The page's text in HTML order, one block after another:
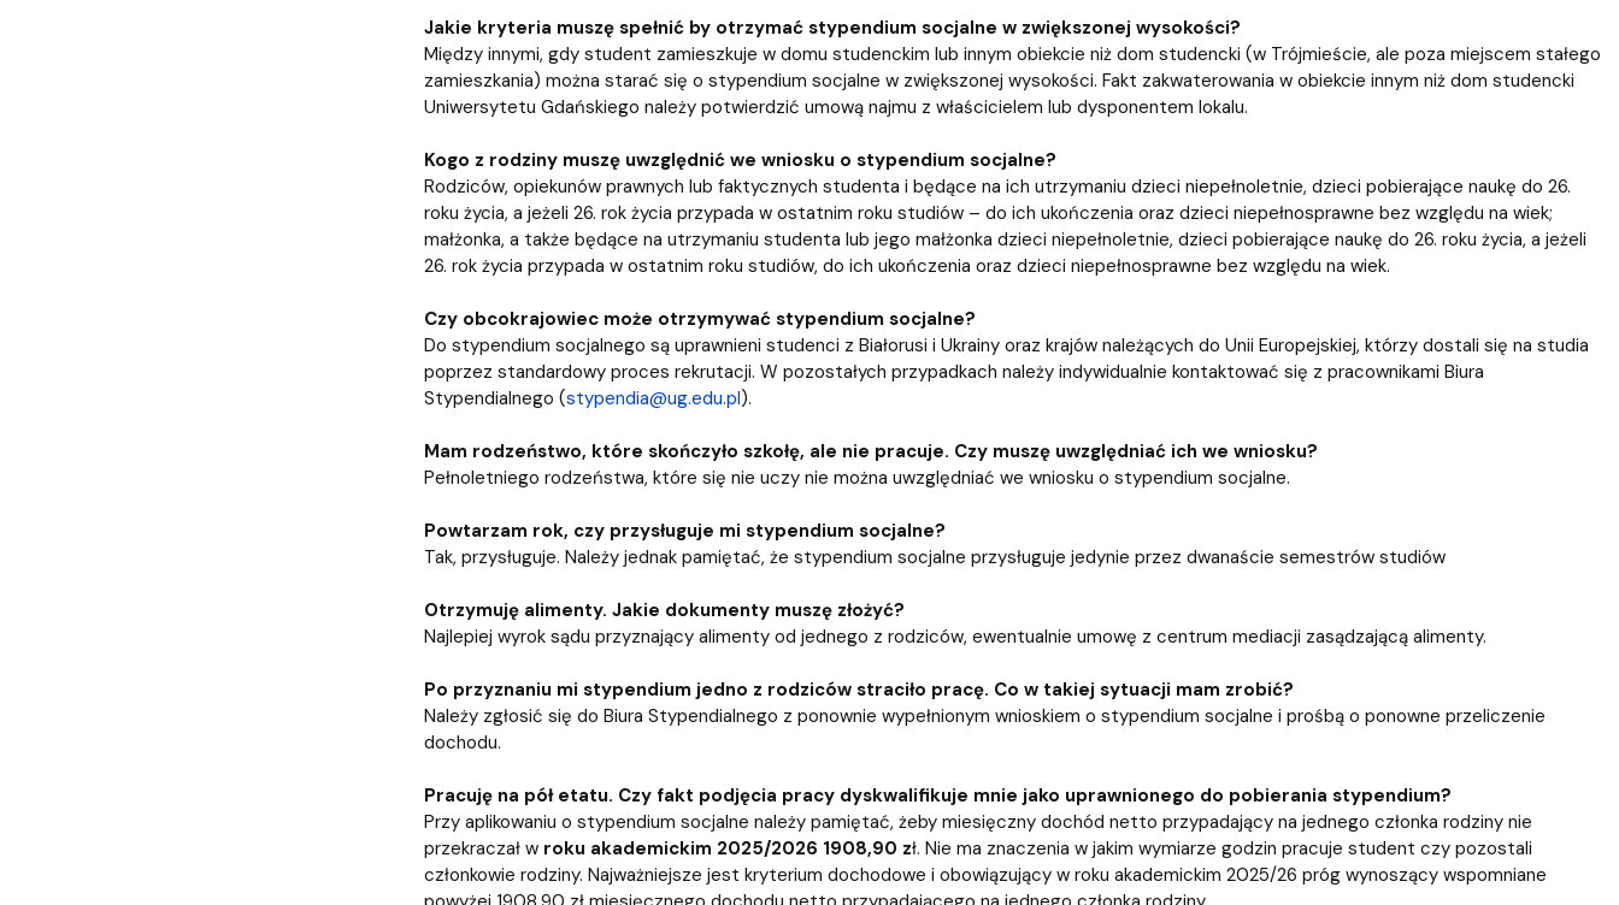
Jakie kryteria muszę spełnić by otrzymać stypendium socjalne w zwiększonej wysokości?
Między innymi, gdy student zamieszkuje w domu studenckim lub innym obiekcie niż dom studencki (w Trójmieście, ale poza miejscem stałego
zamieszkania) można starać się o stypendium socjalne w zwiększonej wysokości. Fakt zakwaterowania w obiekcie innym niż dom studencki
Uniwersytetu Gdańskiego należy potwierdzić umową najmu z właścicielem lub dysponentem lokalu.
Kogo z rodziny muszę uwzględnić we wniosku o stypendium socjalne?
Rodziców, opiekunów prawnych lub faktycznych studenta i będące na ich utrzymaniu dzieci niepełnoletnie, dzieci pobierające naukę do 26.
roku życia, a jeżeli 26. rok życia przypada w ostatnim roku studiów – do ich ukończenia oraz dzieci niepełnosprawne bez względu na wiek;
małżonka, a także będące na utrzymaniu studenta lub jego małżonka dzieci niepełnoletnie, dzieci pobierające naukę do 26. roku życia, a jeżeli
26. rok życia przypada w ostatnim roku studiów, do ich ukończenia oraz dzieci niepełnosprawne bez względu na wiek.
Czy obcokrajowiec może otrzymywać stypendium socjalne?
Do stypendium socjalnego są uprawnieni studenci z Białorusi i Ukrainy oraz krajów należących do Unii Europejskiej, którzy dostali się na studia
poprzez standardowy proces rekrutacji. W pozostałych przypadkach należy indywidualnie kontaktować się z pracownikami Biura
Stypendialnego (stypendia@ug.edu.pl).
Mam rodzeństwo, które skończyło szkołę, ale nie pracuje. Czy muszę uwzględniać ich we wniosku?
Pełnoletniego rodzeństwa, które się nie uczy nie można uwzględniać we wniosku o stypendium socjalne.
Powtarzam rok, czy przysługuje mi stypendium socjalne?
Tak, przysługuje. Należy jednak pamiętać, że stypendium socjalne przysługuje jedynie przez dwanaście semestrów studiów
Otrzymuję alimenty. Jakie dokumenty muszę złożyć?
Najlepiej wyrok sądu przyznający alimenty od jednego z rodziców, ewentualnie umowę z centrum mediacji zasądzającą alimenty.
Po przyznaniu mi stypendium jedno z rodziców straciło pracę. Co w takiej sytuacji mam zrobić?
Należy zgłosić się do Biura Stypendialnego z ponownie wypełnionym wnioskiem o stypendium socjalne i prośbą o ponowne przeliczenie
dochodu.
Pracuję na pół etatu. Czy fakt podjęcia pracy dyskwalifikuje mnie jako uprawnionego do pobierania stypendium?
Przy aplikowaniu o stypendium socjalne należy pamiętać, żeby miesięczny dochód netto przypadający na jednego członka rodziny nie
przekraczał w roku akademickim 2025/2026 1908,90 zł. Nie ma znaczenia w jakim wymiarze godzin pracuje student czy pozostali
członkowie rodziny. Najważniejsze jest kryterium dochodowe i obowiązujący w roku akademickim 2025/26 próg wynoszący wspomniane